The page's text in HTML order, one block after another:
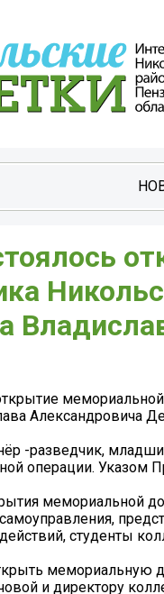
Александровича
-разведчик,
операции. Указом
мемориальной
студенты
мемориальную
и директору